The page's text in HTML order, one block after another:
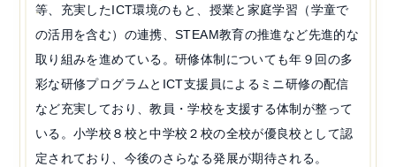
等、充実したICT環境のもと、授業と家庭学習（学童で
の活用を含む）の連携、STEAM教育の推進など先進的な
取り組みを進めている。研修体制についても年９回の多
彩な研修プログラムとICT支援員によるミニ研修の配信
など充実しており、教員・学校を支援する体制が整って
いる。小学校８校と中学校２校の全校が優良校として認
定されており、今後のさらなる発展が期待される。